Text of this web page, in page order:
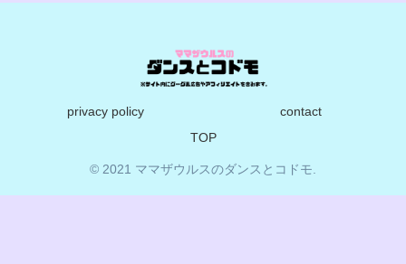
privacy policy
contact
TOP
© 2021 ママザウルスのダンスとコドモ.